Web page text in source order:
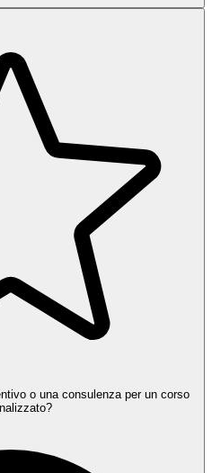
o una consulenza per un corso